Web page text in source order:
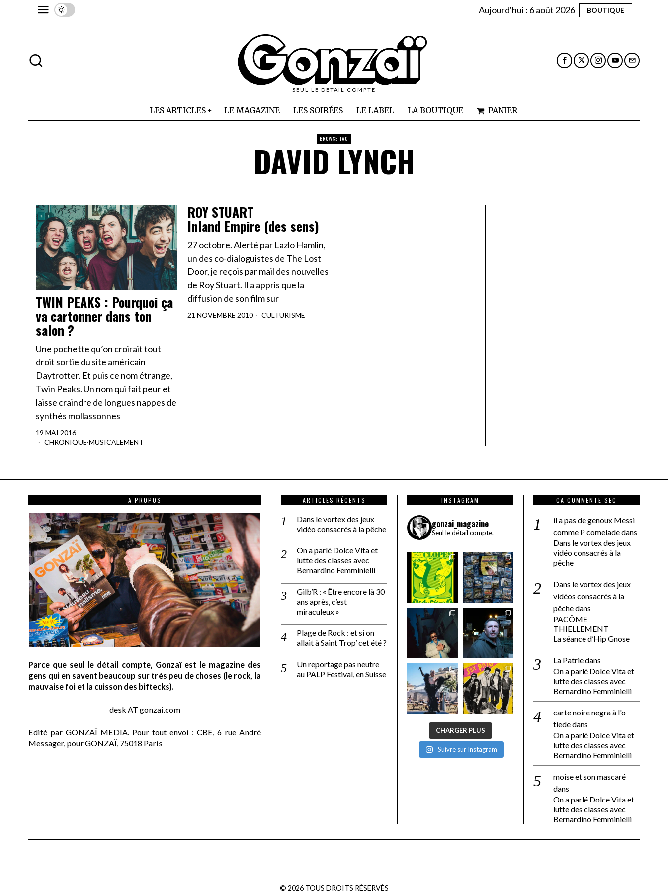
Aujourd'hui : 6 août 2026 BOUTIQUE
SEUL LE DETAIL COMPTE
LES ARTICLES LE MAGAZINE LES SOIRÉES LE LABEL LA BOUTIQUE PANIER
BROWSE TAG
DAVID LYNCH
TWIN PEAKS : Pourquoi ça
va cartonner dans ton
salon ?
Une pochette qu’on croirait tout
droit sortie du site américain
Daytrotter. Et puis ce nom étrange,
Twin Peaks. Un nom qui fait peur et
laisse craindre de longues nappes de
synthés mollassonnes
19 MAI 2016
CHRONIQUE·MUSICALEMENT
ROY STUART
Inland Empire (des sens)
27 octobre. Alerté par Lazlo Hamlin,
un des co-dialoguistes de The Lost
Door, je reçois par mail des nouvelles
de Roy Stuart. Il a appris que la
diffusion de son film sur
21 NOVEMBRE 2010 CULTURISME
A PROPOS
Parce que seul le détail compte, Gonzaï est le magazine des
gens qui en savent beaucoup sur très peu de choses (le rock, la
mauvaise foi et la cuisson des biftecks).
desk AT gonzai.com
Edité par GONZAÏ MEDIA. Pour tout envoi : CBE, 6 rue André
Messager, pour GONZAÏ, 75018 Paris
ARTICLES RÉCENTS
Dans le vortex des jeux
vidéo consacrés à la pêche
On a parlé Dolce Vita et
lutte des classes avec
Bernardino Femminielli
Gilb’R : « Être encore là 30
ans après, c’est
miraculeux »
Plage de Rock : et si on
allait à Saint Trop’ cet été ?
Un reportage pas neutre
au PALP Festival, en Suisse
INSTAGRAM
gonzai_magazine
Seul le détail compte.
CHARGER PLUS
Suivre sur Instagram
CA COMMENTE SEC
il a pas de genoux Messi
comme P comeladedans
Dans le vortex des jeux
vidéo consacrés à la
pêche
Dans le vortex des jeux
vidéos consacrés à la
pêchedans
PACÔME
THIELLEMENT
La séance d’Hip Gnose
La Patriedans
On a parlé Dolce Vita et
lutte des classes avec
Bernardino Femminielli
carte noire negra à l'o
tiededans
On a parlé Dolce Vita et
lutte des classes avec
Bernardino Femminielli
moise et son mascaré
dans
On a parlé Dolce Vita et
lutte des classes avec
Bernardino Femminielli
© 2026TOUS DROITS RÉSERVÉS